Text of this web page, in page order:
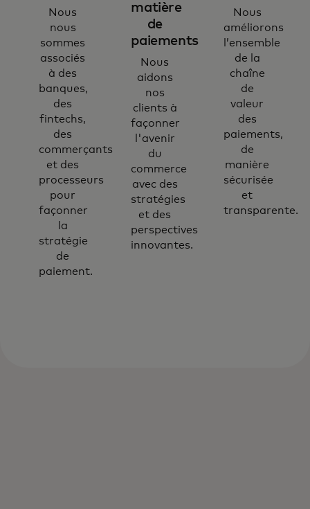
Nous
nous
sommes
associés
à des
banques,
des
fintechs,
des
commerçants
et des
processeurs
pour
façonner
la
stratégie
de
paiement.
matière
de
paiements
Nous
aidons
nos
clients à
façonner
l'avenir
du
commerce
avec des
stratégies
et des
perspectives
innovantes.
Nous
améliorons
l’ensemble
de la
chaîne
de
valeur
des
paiements,
de
manière
sécurisée
et
transparente.